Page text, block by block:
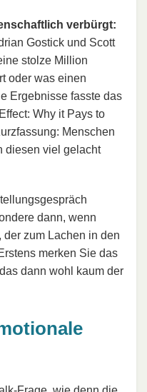
verbürgt:
Gostick und Scott
stolze Million
oder was einen
Ergebnisse fasste das
Why it Pays to
Menschen
diesen viel gelacht
dann, wenn
der zum Lachen in den
merken Sie das
dann wohl kaum der